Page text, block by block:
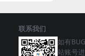
联系我们
如有
站账号